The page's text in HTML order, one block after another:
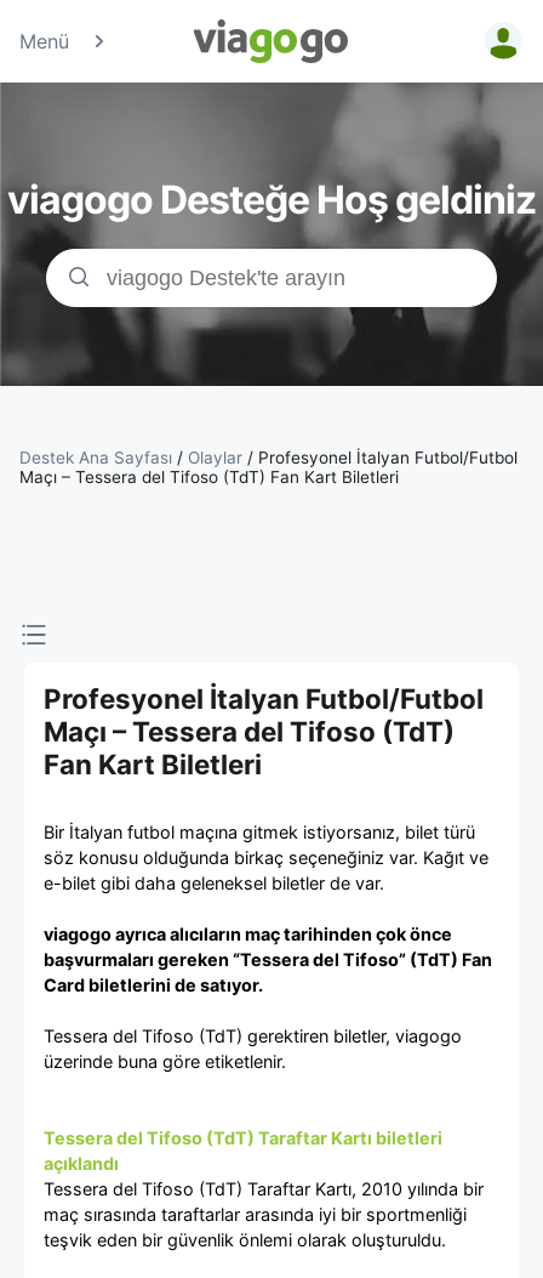
Menü
Biletler
Konser,
Spor
&amp;
Tiyatro
Biletleri
Pazarı
viagogo Desteğe Hoş geldiniz
Destek Ana Sayfası / Olaylar / Profesyonel İtalyan Futbol/Futbol
Maçı – Tessera del Tifoso (TdT) Fan Kart Biletleri
Profesyonel İtalyan Futbol/Futbol
Maçı – Tessera del Tifoso (TdT)
Fan Kart Biletleri
Bir İtalyan futbol maçına gitmek istiyorsanız, bilet türü
söz konusu olduğunda birkaç seçeneğiniz var. Kağıt ve
e-bilet gibi daha geleneksel biletler de var.
viagogo ayrıca alıcıların maç tarihinden çok önce
başvurmaları gereken “Tessera del Tifoso” (TdT) Fan
Card biletlerini de satıyor.
Tessera del Tifoso (TdT) gerektiren biletler, viagogo
üzerinde buna göre etiketlenir.
Tessera del Tifoso (TdT) Taraftar Kartı biletleri
açıklandı
Tessera del Tifoso (TdT) Taraftar Kartı, 2010 yılında bir
maç sırasında taraftarlar arasında iyi bir sportmenliği
teşvik eden bir güvenlik önlemi olarak oluşturuldu.